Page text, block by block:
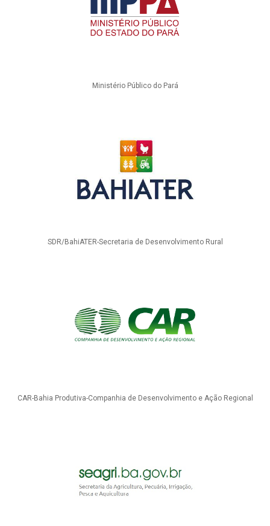
Ministério Público do Pará
SDR/BahiATER-Secretaria de Desenvolvimento Rural
CAR-Bahia Produtiva-Companhia de Desenvolvimento e Ação Regional